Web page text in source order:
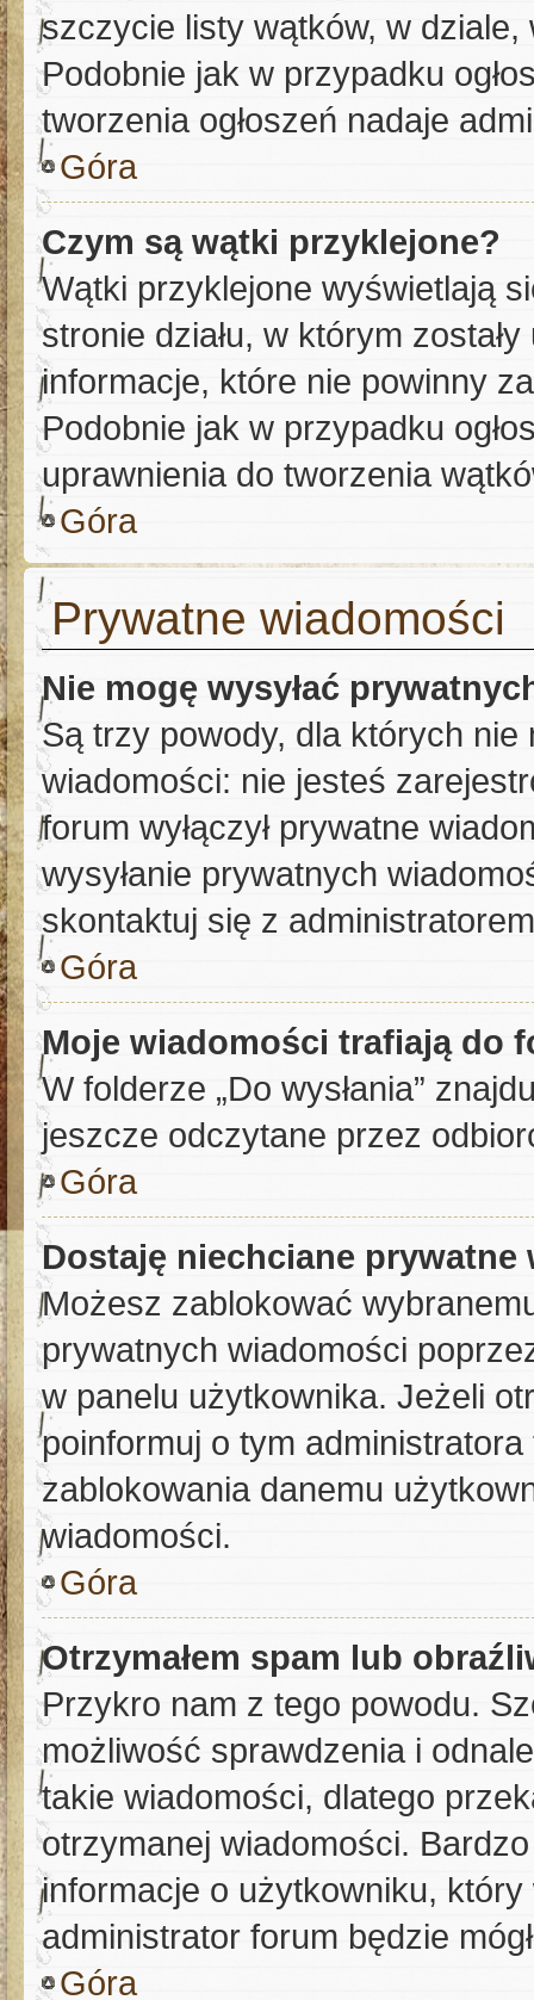
szczycie listy wątków, w
Podobnie jak w przypadku
tworzenia ogłoszeń nadaje
Góra
Czym są wątki przyklejone?
Wątki przyklejone wyświetlają
stronie działu, w którym
informacje, które nie powinny
Podobnie jak w przypadku
uprawnienia do tworzenia
Góra
Prywatne wiadomości
Nie mogę wysyłać
Są trzy powody, dla których nie
wiadomości: nie jesteś
forum wyłączył prywatne
wysyłanie prywatnych
skontaktuj się z
Góra
Moje wiadomości trafiają do
W folderze „Do wysłania”
jeszcze odczytane przez
Góra
Dostaję niechciane prywatne
Możesz zablokować
prywatnych wiadomości
w panelu użytkownika. Jeżeli
poinformuj o tym
zablokowania danemu
wiadomości.
Góra
Otrzymałem spam lub
Przykro nam z tego powodu.
możliwość sprawdzenia i
takie wiadomości, dlatego
otrzymanej wiadomości.
informacje o użytkowniku, który
administrator forum będzie
Góra